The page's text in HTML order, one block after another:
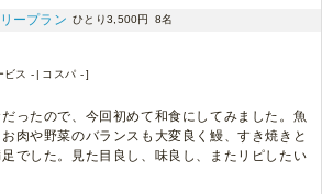
ープラン ひとり3,500円 8名
ビス - コスパ -
ったので、今回初めて和食にしてみました。魚
肉や野菜のバランスも大変良く鰻、すき焼きと
でした。見た目良し、味良し、またリピしたい